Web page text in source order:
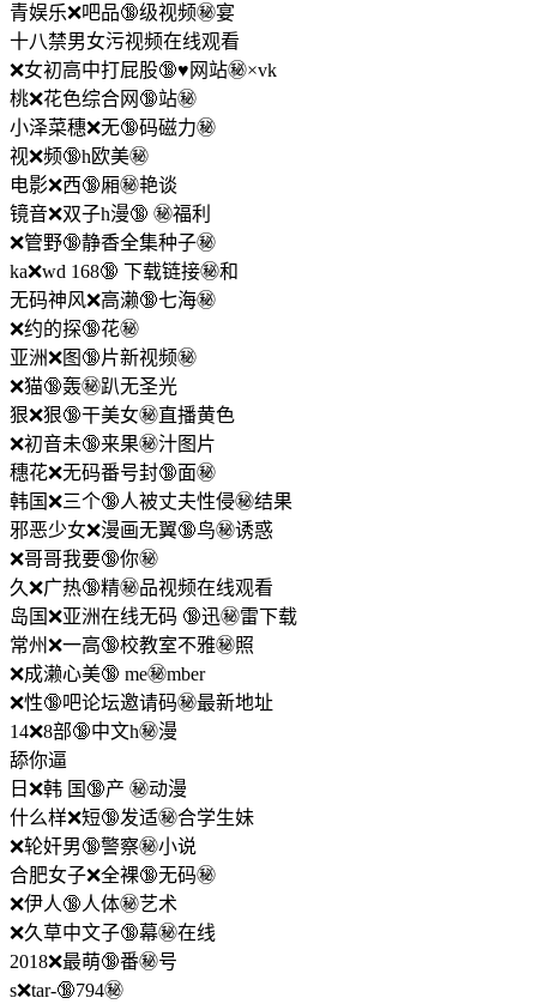
青娱乐❌吧品🔞级视频㊙️宴
十八禁男女污视频在线观看
❌女初高中打屁股🔞♥网站㊙️×vk
桃❌花色综合网🔞站㊙️
小泽菜穗❌无🔞码磁力㊙️
视❌频🔞h欧美㊙️
电影❌西🔞厢㊙️艳谈
镜音❌双子h漫🔞 ㊙️福利
❌管野🔞静香全集种子㊙️
ka❌wd 168🔞 下载链接㊙️和
无码神风❌高濑🔞七海㊙️
❌约的探🔞花㊙️
亚洲❌图🔞片新视频㊙️
❌猫🔞轰㊙️趴无圣光
狠❌狠🔞干美女㊙️直播黄色
❌初音未🔞来果㊙️汁图片
穗花❌无码番号封🔞面㊙️
韩国❌三个🔞人被丈夫性侵㊙️结果
邪恶少女❌漫画无翼🔞鸟㊙️诱惑
❌哥哥我要🔞你㊙️
久❌广热🔞精㊙️品视频在线观看
岛国❌亚洲在线无码 🔞迅㊙️雷下载
常州❌一高🔞校教室不雅㊙️照
❌成濑心美🔞 me㊙️mber
❌性🔞吧论坛邀请码㊙️最新地址
14❌8部🔞中文h㊙️漫
舔你逼
日❌韩 国🔞产 ㊙️动漫
什么样❌短🔞发适㊙️合学生妹
❌轮奸男🔞警察㊙️小说
合肥女子❌全裸🔞无码㊙️
❌伊人🔞人体㊙️艺术
❌久草中文子🔞幕㊙️在线
2018❌最萌🔞番㊙️号
s❌tar-🔞794㊙️